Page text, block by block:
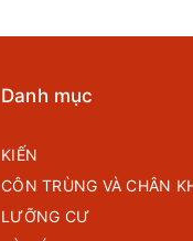
Danh mục
KIẾN
CÔN TRÙNG VÀ CHÂN
LƯỠNG CƯ